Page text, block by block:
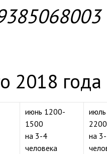
2018 года
июнь 1200-
1500
на 3-4
человека
2200
на